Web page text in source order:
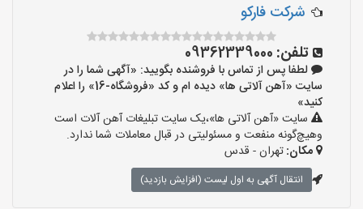
شرکت فارکو
تلفن: 09362339000
لطفا پس از تماس با فروشنده بگویید: «آگهی شما را در
سایت «آهن آلاتی ها» دیده ام و کد «فروشگاه-16» را اعلام
کنید»
سایت «آهن آلاتی ها»،یک سایت تبلیغات آهن آلات است
وهیچ‌گونه منفعت و مسئولیتی در قبال معاملات شما ندارد.
مکان:تهران - قدس
انتقال آگهی به اول لیست (افزایش بازدید)